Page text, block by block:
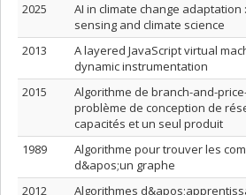
2025
AI in climate change
sensing and climate science
2013
A layered JavaScript virtual
dynamic instrumentation
2015
Algorithme de branch-and-
problème de conception de
capacités et un seul produit
1989
Algorithme pour trouver les
d&apos;un graphe
2012
Algorithmes